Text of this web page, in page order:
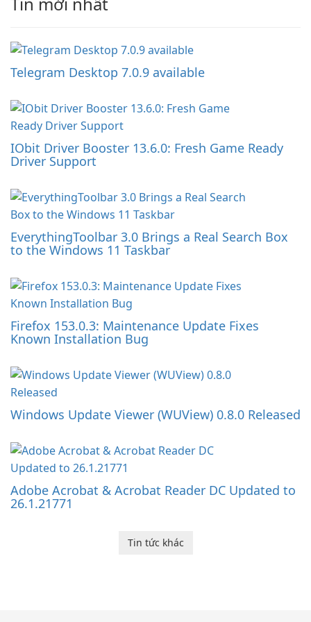
Telegram Desktop 7.0.9 available
IObit Driver Booster 13.6.0: Fresh Game Ready
Driver Support
EverythingToolbar 3.0 Brings a Real Search Box
to the Windows 11 Taskbar
Firefox 153.0.3: Maintenance Update Fixes
Known Installation Bug
Windows Update Viewer (WUView) 0.8.0 Released
Adobe Acrobat & Acrobat Reader DC Updated to
26.1.21771
Tin tức khác